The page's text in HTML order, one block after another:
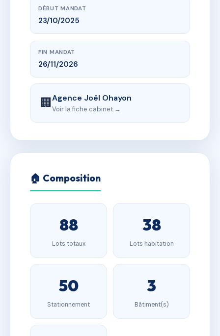
DÉBUT MANDAT
23/10/2025
FIN MANDAT
26/11/2026
🏢Agence Joël Ohayon
Voir la fiche cabinet →
🏠 Composition
88
Lots totaux
38
Lots habitation
50
Stationnement
3
Bâtiment(s)